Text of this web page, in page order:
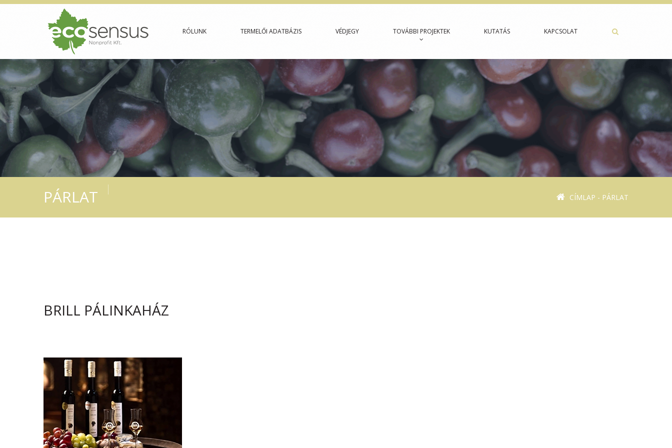
RÓLUNK TERMELŐI ADATBÁZIS VÉDJEGY TOVÁBBI PROJEKTEK KUTATÁS KAPCSOLAT
PÁRLAT CÍMLAP - PÁRLAT
BRILL PÁLINKAHÁZ